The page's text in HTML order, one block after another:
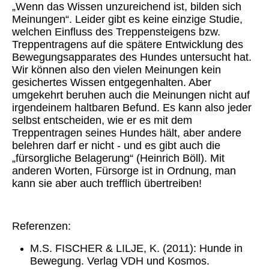
„Wenn das Wissen unzureichend ist, bilden sich
Meinungen“. Leider gibt es keine einzige Studie,
welchen Einfluss des Treppensteigens bzw.
Treppentragens auf die spätere Entwicklung des
Bewegungsapparates des Hundes untersucht hat.
Wir können also den vielen Meinungen kein
gesichertes Wissen entgegenhalten. Aber
umgekehrt beruhen auch die Meinungen nicht auf
irgendeinem haltbaren Befund. Es kann also jeder
selbst entscheiden, wie er es mit dem
Treppentragen seines Hundes hält, aber andere
belehren darf er nicht - und es gibt auch die
„fürsorgliche Belagerung“ (Heinrich Böll). Mit
anderen Worten, Fürsorge ist in Ordnung, man
kann sie aber auch trefflich übertreiben!
Referenzen:
M.S. FISCHER & LILJE, K. (2011): Hunde in
Bewegung. Verlag VDH und Kosmos.